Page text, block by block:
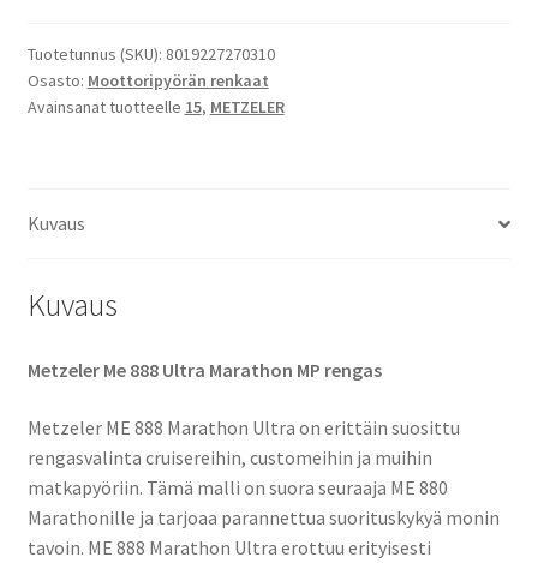
Ultra
180/70
B
(taka)
Tuotetunnus (SKU): 8019227270310
Osasto: Moottoripyörän renkaat
Avainsanat tuotteelle 15, METZELER
Kuvaus
Kuvaus
Metzeler Me 888 Ultra Marathon MP rengas
Metzeler ME 888 Marathon Ultra on erittäin suosittu
rengasvalinta cruisereihin, customeihin ja muihin
matkapyöriin. Tämä malli on suora seuraaja ME 880
Marathonille ja tarjoaa parannettua suorituskykyä monin
tavoin. ME 888 Marathon Ultra erottuu erityisesti